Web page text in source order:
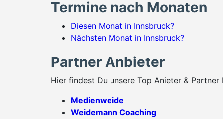
Termine nach Monaten
Diesen Monat in Innsbruck?
Nächsten Monat in Innsbruck?
Partner Anbieter
Hier findest Du unsere Top Anieter & Partner
Medienweide
Weidemann Coaching